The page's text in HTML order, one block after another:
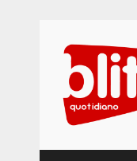
content